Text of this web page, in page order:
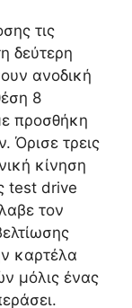
τις
δεύτερη
ανοδική
8
προσθήκη
Όρισε τρεις
κίνηση
test drive
τον
καρτέλα
μόλις ένας